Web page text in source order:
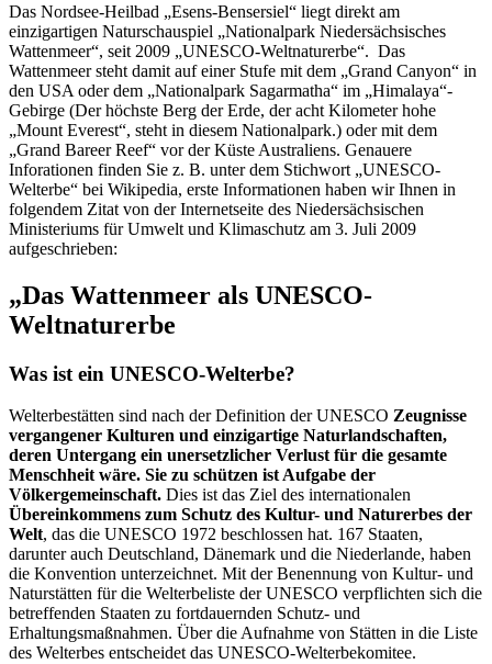
Das Nordsee-Heilbad „Esens-Bensersiel“ liegt direkt am
einzigartigen Naturschauspiel „Nationalpark Niedersächsisches
Wattenmeer“, seit 2009 „UNESCO-Weltnaturerbe“. Das
Wattenmeer steht damit auf einer Stufe mit dem „Grand Canyon“ in
den USA oder dem „Nationalpark Sagarmatha“ im „Himalaya“-
Gebirge (Der höchste Berg der Erde, der acht Kilometer hohe
„Mount Everest“, steht in diesem Nationalpark.) oder mit dem
„Grand Bareer Reef“ vor der Küste Australiens. Genauere
Inforationen finden Sie z. B. unter dem Stichwort „UNESCO-
Welterbe“ bei Wikipedia, erste Informationen haben wir Ihnen in
folgendem Zitat von der Internetseite des Niedersächsischen
Ministeriums für Umwelt und Klimaschutz am 3. Juli 2009
aufgeschrieben:
„Das Wattenmeer als UNESCO-
Weltnaturerbe
Was ist ein UNESCO-Welterbe?
Welterbestätten sind nach der Definition der UNESCO Zeugnisse
vergangener Kulturen und einzigartige Naturlandschaften,
deren Untergang ein unersetzlicher Verlust für die gesamte
Menschheit wäre. Sie zu schützen ist Aufgabe der
Völkergemeinschaft. Dies ist das Ziel des internationalen
Übereinkommens zum Schutz des Kultur- und Naturerbes der
Welt, das die UNESCO 1972 beschlossen hat. 167 Staaten,
darunter auch Deutschland, Dänemark und die Niederlande, haben
die Konvention unterzeichnet. Mit der Benennung von Kultur- und
Naturstätten für die Welterbeliste der UNESCO verpflichten sich die
betreffenden Staaten zu fortdauernden Schutz- und
Erhaltungsmaßnahmen. Über die Aufnahme von Stätten in die Liste
des Welterbes entscheidet das UNESCO-Welterbekomitee.